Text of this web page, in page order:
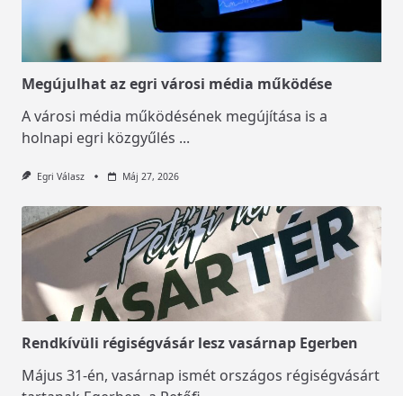
Megújulhat az egri városi média működése
A városi média működésének megújítása is a
holnapi egri közgyűlés ...
Egri Válasz Máj 27, 2026
Rendkívüli régiségvásár lesz vasárnap Egerben
Május 31-én, vasárnap ismét országos régiségvásárt